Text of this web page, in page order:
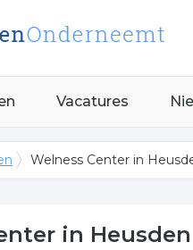
Vacatures
Welness Center in
in Heusden